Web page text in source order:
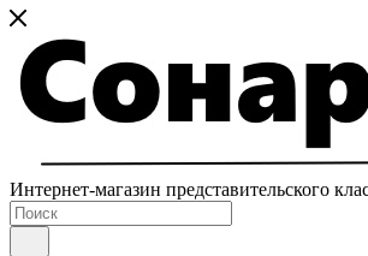
Интернет-магазин представительского